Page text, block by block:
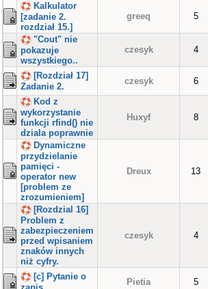
Kalkulator
[zadanie 2.
rozdział 15.]
greeq 5
"Cout" nie
pokazuje
wszystkiego..
czesyk 4
[Rozdział 17]
Zadanie 2.
czesyk 6
Kod z
wykorzystanie
funkcji rfind() nie
dziala poprawnie
Huxyf 8
Dynamiczne
przydzielanie
pamięci -
operator new
[problem ze
zrozumieniem]
Dreux 13
[Rozdzial 16]
Problem z
zabezpieczeniem
przed wpisaniem
znaków innych
niż cyfry.
czesyk 4
[c] Pytanie o
Pietia 5